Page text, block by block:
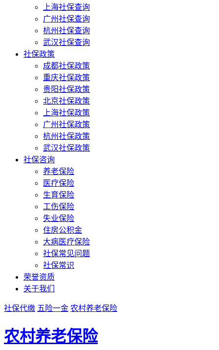
上海社保查询
广州社保查询
杭州社保查询
武汉社保查询
社保政策
成都社保政策
重庆社保政策
贵阳社保政策
北京社保政策
上海社保政策
广州社保政策
杭州社保政策
武汉社保政策
社保咨询
养老保险
医疗保险
生育保险
工伤保险
失业保险
住房公积金
大病医疗保险
社保常见问题
社保常识
荣誉资质
关于我们
社保代缴 五险一金 农村养老保险
农村养老保险